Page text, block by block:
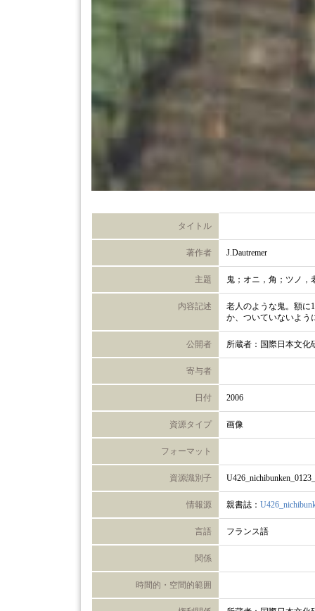
タイトル
著作者 J.Dautremer
主題 鬼；オニ，角；ツノ，
内容記述
老人のような鬼。額に
か、ついていないよう
公開者 所蔵者：国際日本文化
寄与者
日付 2006
資源タイプ 画像
フォーマット
資源識別子
情報源 親書誌：
言語 フランス語
関係
時間的・空間的範囲